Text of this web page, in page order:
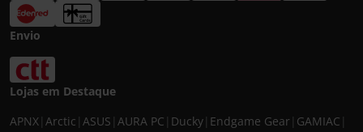
Envio
Lojas em Destaque
APNX Arctic ASUS AURA PC Ducky Endgame Gear GAMIAC